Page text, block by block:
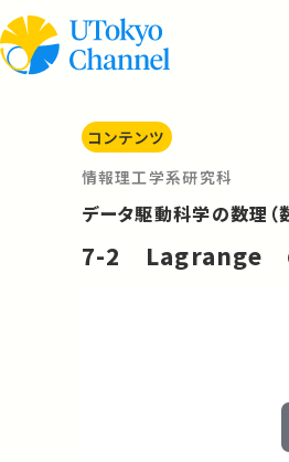
コンテンツ
情報理工学系研究科
データ駆動科学の数理（
7-2 Lagrange